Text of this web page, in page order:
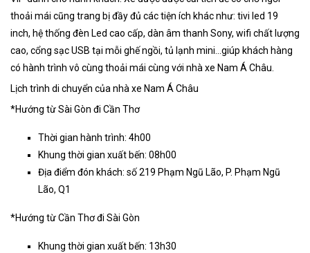
thoải mái cũng trang bị đầy đủ các tiện ích khác như: tivi led 19
inch, hệ thống đèn Led cao cấp, dàn âm thanh Sony, wifi chất lượng
cao, cổng sạc USB tại mỗi ghế ngồi, tủ lạnh mini…giúp khách hàng
có hành trình vô cùng thoải mái cùng với nhà xe Nam Á Châu.
Lịch trình di chuyển của nhà xe Nam Á Châu
*Hướng từ Sài Gòn đi Cần Thơ
Thời gian hành trình: 4h00
Khung thời gian xuất bến: 08h00
Địa điểm đón khách: số 219 Phạm Ngũ Lão, P. Phạm Ngũ
Lão, Q1
*Hướng từ Cần Thơ đi Sài Gòn
Khung thời gian xuất bến: 13h30